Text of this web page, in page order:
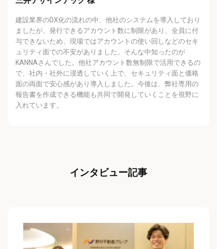
建設業界のDX化の流れの中、他社のシステムを導⼊しており
ましたが、発⾏できるアカウント数に制限があり、全員に付
与できないため、現場ではアカウントの使い回しなどのセキ
ュリティ⾯での不安がありました。そんな中知ったのが
KANNAさんでした。他社アカウント数無制限で活⽤できるの
で、社内・社外に浸透していく上で、セキュリティ⾯と価格
⾯の両⾯で安⼼感があり導⼊しました。今後は、弊社専⽤の
報告書を作成できる機能も共同で開発していくことを視野に
⼊れています。
インタビュー記事